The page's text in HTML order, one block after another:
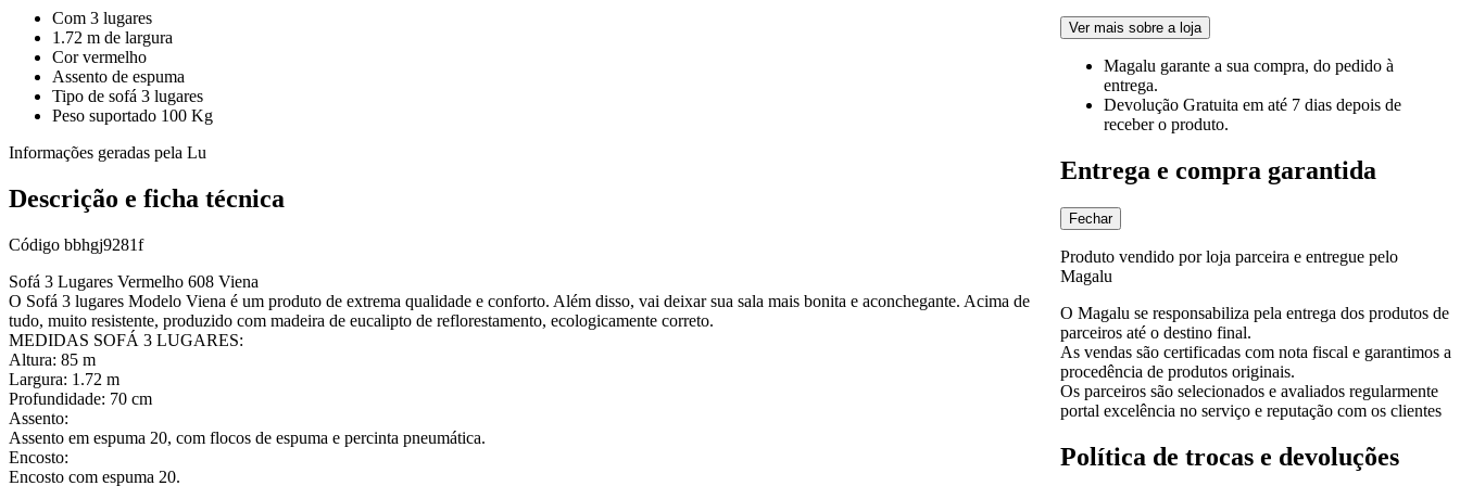
Ver mais sobre a loja
Magalu garante a sua compra, do pedido à
entrega.
Devolução Gratuita em até 7 dias depois de
receber o produto.
Entrega e compra garantida
Fechar
Produto vendido por loja parceira e entregue pelo
Magalu
O Magalu se responsabiliza pela entrega dos produtos de
parceiros até o destino final.
As vendas são certificadas com nota fiscal e garantimos a
procedência de produtos originais.
Os parceiros são selecionados e avaliados regularmente
portal excelência no serviço e reputação com os clientes
Política de trocas e devoluções
Com 3 lugares
1.72 m de largura
Cor vermelho
Assento de espuma
Tipo de sofá 3 lugares
Peso suportado 100 Kg
Informações geradas pela Lu
Descrição e ficha técnica
Código bbhgj9281f
Sofá 3 Lugares Vermelho 608 Viena
O Sofá 3 lugares Modelo Viena é um produto de extrema qualidade e conforto. Além disso, vai deixar sua sala mais bonita e aconchegante. Acima de
tudo, muito resistente, produzido com madeira de eucalipto de reflorestamento, ecologicamente correto.
MEDIDAS SOFÁ 3 LUGARES:
Altura: 85 m
Largura: 1.72 m
Profundidade: 70 cm
Assento:
Assento em espuma 20, com flocos de espuma e percinta pneumática.
Encosto:
Encosto com espuma 20.